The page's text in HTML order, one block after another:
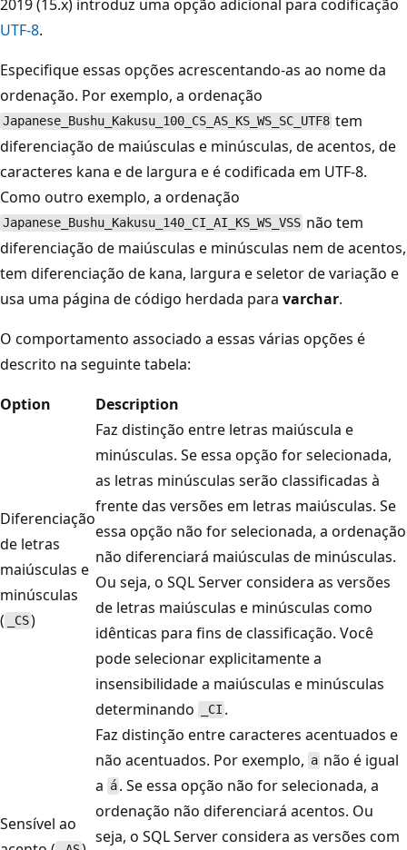
2019 (15.x) introduz uma opção adicional para codificação
UTF-8.
Especifique essas opções acrescentando-as ao nome da
ordenação. Por exemplo, a ordenação
Japanese_Bushu_Kakusu_100_CS_AS_KS_WS_SC_UTF8 tem
diferenciação de maiúsculas e minúsculas, de acentos, de
caracteres kana e de largura e é codificada em UTF-8.
Como outro exemplo, a ordenação
Japanese_Bushu_Kakusu_140_CI_AI_KS_WS_VSS não tem
diferenciação de maiúsculas e minúsculas nem de acentos,
tem diferenciação de kana, largura e seletor de variação e
usa uma página de código herdada para varchar.
O comportamento associado a essas várias opções é
descrito na seguinte tabela:
Option
Description
Diferenciação
de letras
maiúsculas e
minúsculas
(
_CS)
Faz distinção entre letras maiúscula e
minúsculas. Se essa opção for selecionada,
as letras minúsculas serão classificadas à
frente das versões em letras maiúsculas. Se
essa opção não for selecionada, a ordenação
não diferenciará maiúsculas de minúsculas.
Ou seja, o SQL Server considera as versões
de letras maiúsculas e minúsculas como
idênticas para fins de classificação. Você
pode selecionar explicitamente a
insensibilidade a maiúsculas e minúsculas
determinando
_CI .
Sensível ao
Faz distinção entre caracteres acentuados e
não acentuados. Por exemplo, a não é igual
a á . Se essa opção não for selecionada, a
ordenação não diferenciará acentos. Ou
seja, o SQL Server considera as versões com